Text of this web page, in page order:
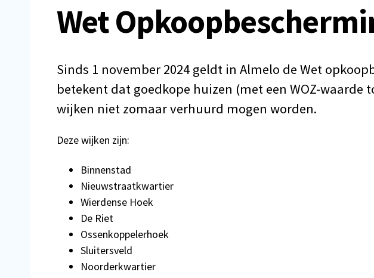
Wet
Sinds 1 november 2024 geldt in Almelo de Wet
betekent dat goedkope huizen (met een WOZ-waarde
wijken niet zomaar verhuurd mogen worden.
Deze wijken zijn:
Binnenstad
Nieuwstraatkwartier
Wierdense Hoek
De Riet
Ossenkoppelerhoek
Sluitersveld
Noorderkwartier